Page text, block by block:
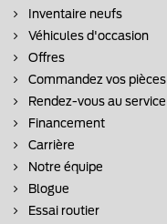
Inventaire neufs
Véhicules d'occasion
Offres
Commandez vos pièces
Rendez-vous au service
Financement
Carrière
Notre équipe
Blogue
Essai routier